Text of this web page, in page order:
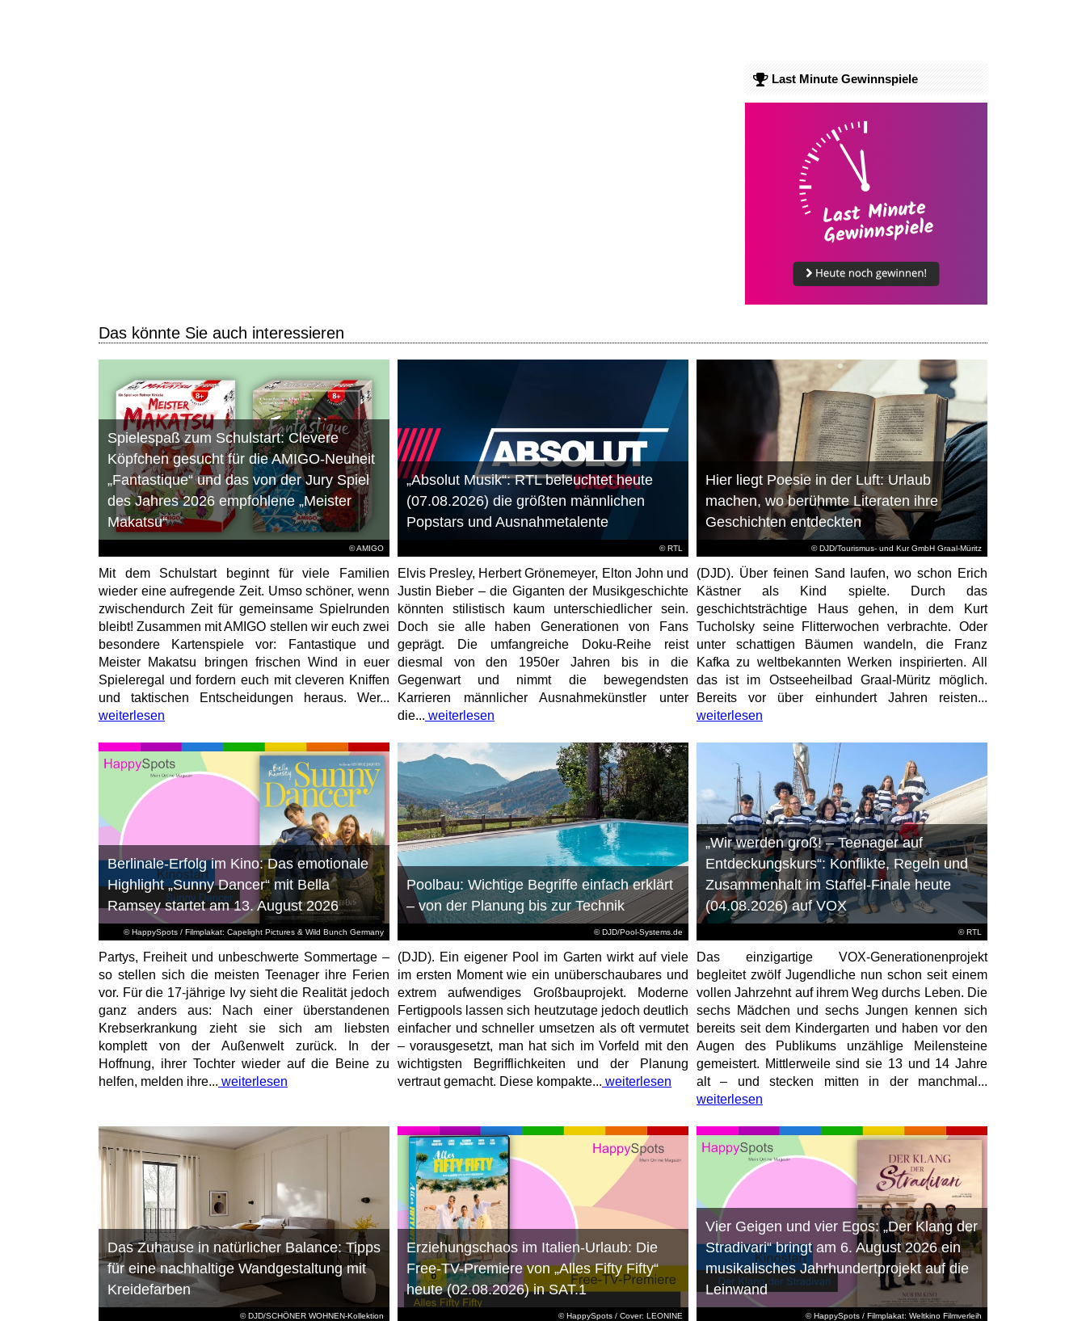
Last Minute Gewinnspiele
Das könnte Sie auch interessieren
© AMIGO
Spielespaß zum Schulstart: Clevere
Köpfchen gesucht für die AMIGO-Neuheit
„Fantastique“ und das von der Jury Spiel
des Jahres 2026 empfohlene „Meister
Makatsu“
Mit dem Schulstart beginnt für viele Familien
wieder eine aufregende Zeit. Umso schöner, wenn
zwischendurch Zeit für gemeinsame Spielrunden
bleibt! Zusammen mit AMIGO stellen wir euch zwei
besondere Kartenspiele vor: Fantastique und
Meister Makatsu bringen frischen Wind in euer
Spieleregal und fordern euch mit cleveren Kniffen
und taktischen Entscheidungen heraus. Wer...
weiterlesen
© RTL
„Absolut Musik“: RTL beleuchtet heute
(07.08.2026) die größten männlichen
Popstars und Ausnahmetalente
Elvis Presley, Herbert Grönemeyer, Elton John und
Justin Bieber – die Giganten der Musikgeschichte
könnten stilistisch kaum unterschiedlicher sein.
Doch sie alle haben Generationen von Fans
geprägt. Die umfangreiche Doku-Reihe reist
diesmal von den 1950er Jahren bis in die
Gegenwart und nimmt die bewegendsten
Karrieren männlicher Ausnahmekünstler unter
die... weiterlesen
© DJD/Tourismus- und Kur GmbH Graal-Müritz
Hier liegt Poesie in der Luft: Urlaub
machen, wo berühmte Literaten ihre
Geschichten entdeckten
(DJD). Über feinen Sand laufen, wo schon Erich
Kästner als Kind spielte. Durch das
geschichtsträchtige Haus gehen, in dem Kurt
Tucholsky seine Flitterwochen verbrachte. Oder
unter schattigen Bäumen wandeln, die Franz
Kafka zu weltbekannten Werken inspirierten. All
das ist im Ostseeheilbad Graal-Müritz möglich.
Bereits vor über einhundert Jahren reisten...
weiterlesen
© HappySpots / Filmplakat: Capelight Pictures & Wild Bunch Germany
Berlinale-Erfolg im Kino: Das emotionale
Highlight „Sunny Dancer“ mit Bella
Ramsey startet am 13. August 2026
Partys, Freiheit und unbeschwerte Sommertage –
so stellen sich die meisten Teenager ihre Ferien
vor. Für die 17-jährige Ivy sieht die Realität jedoch
ganz anders aus: Nach einer überstandenen
Krebserkrankung zieht sie sich am liebsten
komplett von der Außenwelt zurück. In der
Hoffnung, ihrer Tochter wieder auf die Beine zu
helfen, melden ihre... weiterlesen
© DJD/Pool-Systems.de
Poolbau: Wichtige Begriffe einfach erklärt
– von der Planung bis zur Technik
(DJD). Ein eigener Pool im Garten wirkt auf viele
im ersten Moment wie ein unüberschaubares und
extrem aufwendiges Großbauprojekt. Moderne
Fertigpools lassen sich heutzutage jedoch deutlich
einfacher und schneller umsetzen als oft vermutet
– vorausgesetzt, man hat sich im Vorfeld mit den
wichtigsten Begrifflichkeiten und der Planung
vertraut gemacht. Diese kompakte... weiterlesen
© RTL
„Wir werden groß! – Teenager auf
Entdeckungskurs“: Konflikte, Regeln und
Zusammenhalt im Staffel-Finale heute
(04.08.2026) auf VOX
Das einzigartige VOX-Generationenprojekt
begleitet zwölf Jugendliche nun schon seit einem
vollen Jahrzehnt auf ihrem Weg durchs Leben. Die
sechs Mädchen und sechs Jungen kennen sich
bereits seit dem Kindergarten und haben vor den
Augen des Publikums unzählige Meilensteine
gemeistert. Mittlerweile sind sie 13 und 14 Jahre
alt – und stecken mitten in der manchmal...
weiterlesen
© DJD/SCHÖNER WOHNEN-Kollektion
Das Zuhause in natürlicher Balance: Tipps
für eine nachhaltige Wandgestaltung mit
Kreidefarben
© HappySpots / Cover: LEONINE
Erziehungschaos im Italien-Urlaub: Die
Free-TV-Premiere von „Alles Fifty Fifty“
heute (02.08.2026) in SAT.1
© HappySpots / Filmplakat: Weltkino Filmverleih
Vier Geigen und vier Egos: „Der Klang der
Stradivari“ bringt am 6. August 2026 ein
musikalisches Jahrhundertprojekt auf die
Leinwand